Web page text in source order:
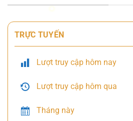
TRỰC TUYẾN
Lượt truy cập hôm nay
Lượt truy cập hôm qua
Tháng này